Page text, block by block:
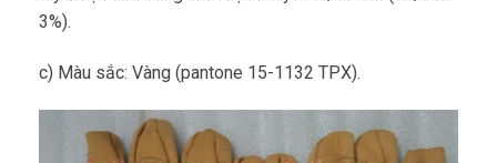
3%).
c) Màu sắc: Vàng (pantone 15-1132 TPX).